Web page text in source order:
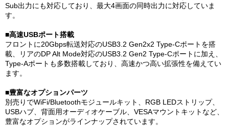
Sub出力にも対応しており、最大4画面の同時出力に対応していま
す。
■高速USBポート搭載
フロントに20Gbps転送対応のUSB3.2 Gen2x2 Type-Cポートを搭
載、リアのDP Alt Mode対応のUSB3.2 Gen2 Type-Cポートに加え、
Type-Aポートも多数搭載しており、高速かつ高い拡張性を備えてい
ます。
■豊富なオプションパーツ
別売りでWiFi/Bluetoothモジュールキット、RGB LEDストリップ、
USBハブ、背面用オーディオケーブル、VESAマウントキットなど、
豊富なオプションがラインナップされています。